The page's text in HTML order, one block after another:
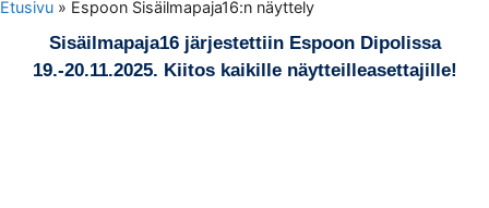
Etusivu » Espoon Sisäilmapaja16:n näyttely
Sisäilmapaja16 järjestettiin Espoon Dipolissa
19.-20.11.2025. Kiitos kaikille näytteilleasettajille!